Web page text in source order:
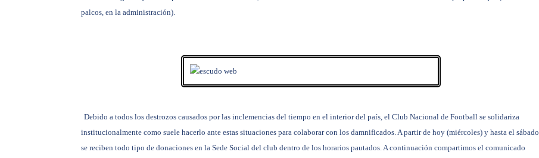
palcos, en la administración).
Debido a todos los destrozos causados por las inclemencias del tiempo en el interior del país, el Club Nacional de Football se solidariza
institucionalmente como suele hacerlo ante estas situaciones para colaborar con los damnificados. A partir de hoy (miércoles) y hasta el sábado
se reciben todo tipo de donaciones en la Sede Social del club dentro de los horarios pautados. A continuación compartimos el comunicado